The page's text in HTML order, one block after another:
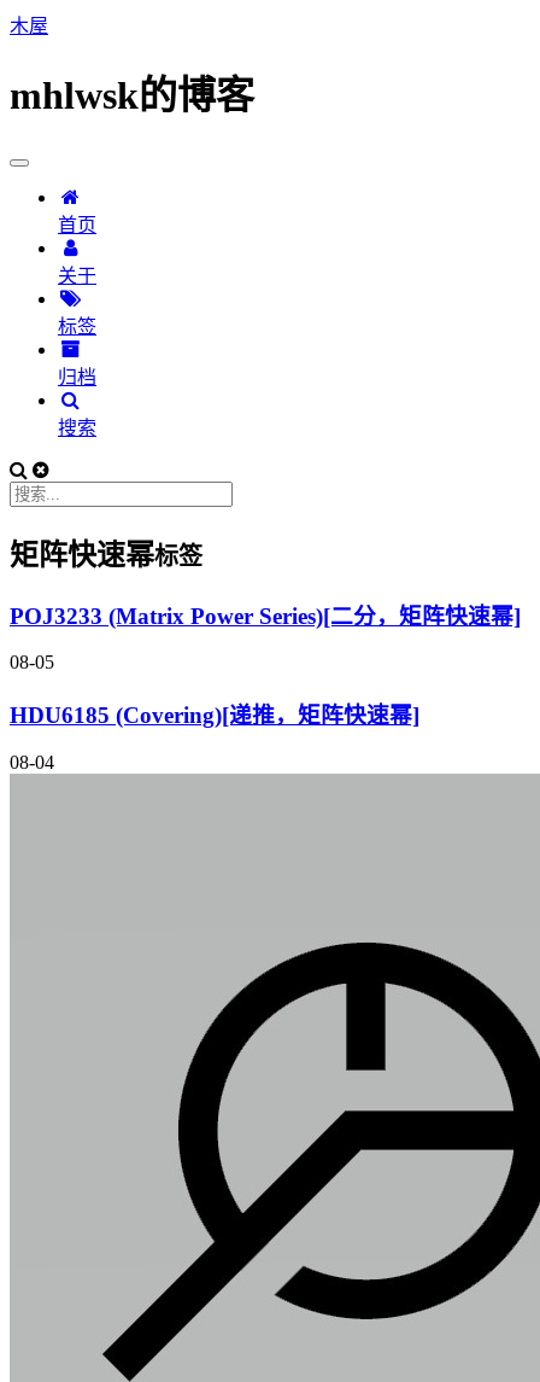
木屋
mhlwsk的博客
首页
关于
标签
归档
搜索
矩阵快速幂标签
POJ3233 (Matrix Power Series)[二分，矩阵快速幂]
08-05
HDU6185 (Covering)[递推，矩阵快速幂]
08-04